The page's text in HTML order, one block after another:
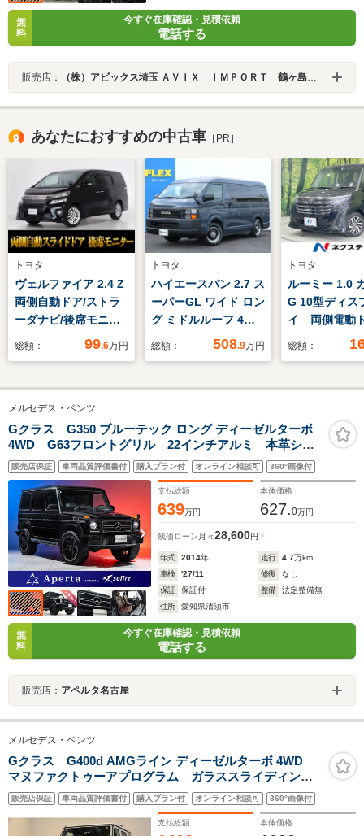
無
料
今すぐ在庫確認・見積依頼
電話する
販売店： （株）アビックス埼玉 ＡＶＩＸ ＩＭＰＯＲＴ 鶴ヶ島インター店
あなたにおすすめの中古車 ［PR］
トヨタ
ヴェルファイア 2.4 Z
両側自動ドア/ストラ
ーダナビ/後席モニタ
ー/バックカメラ/クリ
ルセグTV/7人乗りキ
ャプテンシート/
総額： 99.6万円
トヨタ
ハイエースバン 2.7 ス
ーパーGL ワイド ロン
グ ミドルルーフ 4WD
リノカ コーストライ
LEDヘットランプ 床
バッテリー アルミホ
イル グラントレック
RTタイヤ クラシッ
クレザーシートカバー
総額： 508.9万円
トヨタ
ルーミー 1.0
G 10型ディス
イ 両側電動
煙車 衝突
Bluetooth 誤
アリングス
ンシェード
キー
総額：
メルセデス・ベンツ
Gクラス G350 ブルーテック ロング ディーゼルターボ
4WD G63フロントグリル 22インチアルミ 本革シー
ト(ブラウン) ラグジュアリーパッケージ サンルー
フ ハーマンカードン バックカメラ 全席シートヒー
ター メモリ付きパワーシート ブラインドスポットア
シスト
販売店保証 車両品質評価書付 購入プラン付 オンライン相談可 360°画像付
支払総額
639万円
本体価格
627.0万円
残価ローン 月々28,600円
年式 2014年 走行 4.7万km
車検
'27/11 修復
なし
保証
保証付 整備
法定整備無
住所
愛知県清須市
無
料
今すぐ在庫確認・見積依頼
電話する
販売店： アペルタ名古屋
メルセデス・ベンツ
Gクラス G400d AMGライン ディーゼルターボ 4WD
マヌファクトゥーアプログラム ガラススライディング
ルーフ ブルメスターサウンド アダプティブダンピン
グシステム 20インチAW メモリーパワーシート シー
トヒーター シートベンチレーション
販売店保証 車両品質評価書付 購入プラン付 オンライン相談可 360°画像付
支払総額 本体価格